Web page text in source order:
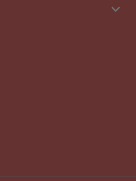
keyboard_arrow_down